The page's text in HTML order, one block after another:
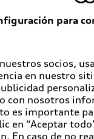
para
socios,
en nuestro
con nosotros
es importante
en “Aceptar
En caso de no